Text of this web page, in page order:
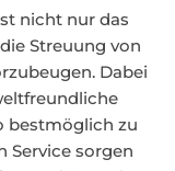
nicht nur das
Streuung von
Dabei
bestmöglich zu
Service sorgen